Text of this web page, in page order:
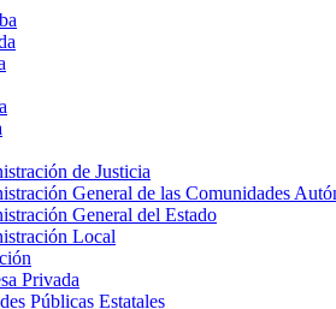
de Justicia
General de las Comunidades
General del Estado
Local
Privada
Públicas Estatales